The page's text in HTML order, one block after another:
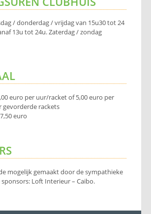
/ donderdag / vrijdag van 15u30 tot 24
13u tot 24u. Zaterdag / zondag
euro per uur/racket of 5,00 euro per
rackets
euro
mogelijk gemaakt door de sympathieke
Loft Interieur – Caibo.